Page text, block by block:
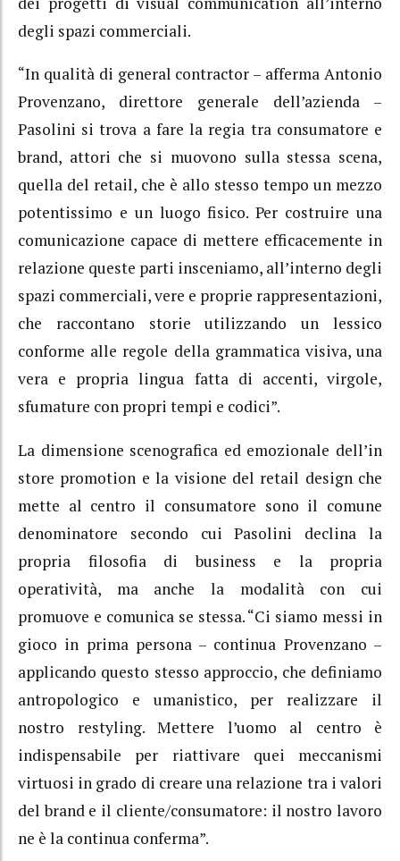
degli spazi commerciali.
“In qualità di general contractor – afferma Antonio
Provenzano, direttore generale dell’azienda –
Pasolini si trova a fare la regia tra consumatore e
brand, attori che si muovono sulla stessa scena,
quella del retail, che è allo stesso tempo un mezzo
potentissimo e un luogo fisico. Per costruire una
comunicazione capace di mettere efficacemente in
relazione queste parti insceniamo, all’interno degli
spazi commerciali, vere e proprie rappresentazioni,
che raccontano storie utilizzando un lessico
conforme alle regole della grammatica visiva, una
vera e propria lingua fatta di accenti, virgole,
sfumature con propri tempi e codici”.
La dimensione scenografica ed emozionale dell’in
store promotion e la visione del retail design che
mette al centro il consumatore sono il comune
denominatore secondo cui Pasolini declina la
propria filosofia di business e la propria
operatività, ma anche la modalità con cui
promuove e comunica se stessa. “Ci siamo messi in
gioco in prima persona – continua Provenzano –
applicando questo stesso approccio, che definiamo
antropologico e umanistico, per realizzare il
nostro restyling. Mettere l’uomo al centro è
indispensabile per riattivare quei meccanismi
virtuosi in grado di creare una relazione tra i valori
del brand e il cliente/consumatore: il nostro lavoro
ne è la continua conferma”.